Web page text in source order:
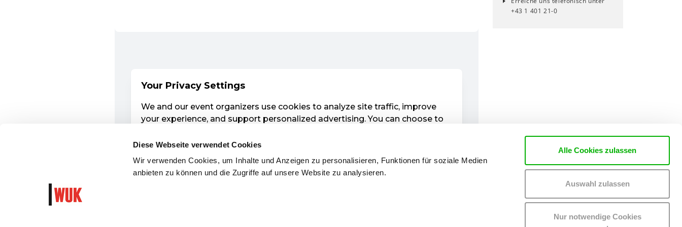
Diese Webseite verwendet Cookies
Wir verwenden Cookies, um Inhalte und Anzeigen zu personalisieren, Funktionen für soziale Medien
anbieten zu können und die Zugriffe auf unsere Website zu analysieren.
Alle Cookies zulassen
Auswahl zulassen
Nur notwendige Cookies
+43 1 401 21-0